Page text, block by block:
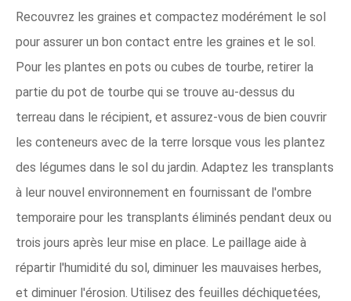
Recouvrez les graines et compactez modérément le sol
pour assurer un bon contact entre les graines et le sol.
Pour les plantes en pots ou cubes de tourbe, retirer la
partie du pot de tourbe qui se trouve au-dessus du
terreau dans le récipient, et assurez-vous de bien couvrir
les conteneurs avec de la terre lorsque vous les plantez
des légumes dans le sol du jardin. Adaptez les transplants
à leur nouvel environnement en fournissant de l'ombre
temporaire pour les transplants éliminés pendant deux ou
trois jours après leur mise en place. Le paillage aide à
répartir l'humidité du sol, diminuer les mauvaises herbes,
et diminuer l'érosion. Utilisez des feuilles déchiquetées,